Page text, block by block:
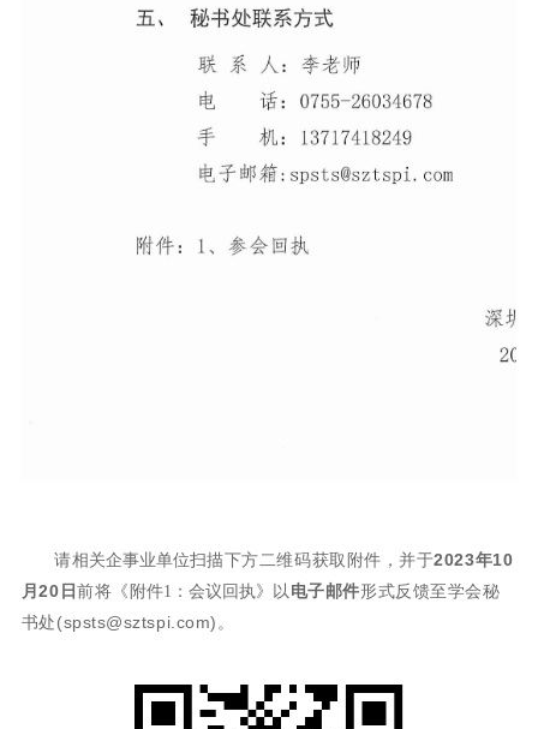
请相关企事业单位扫描下方二维码获取附件，并于2023年10
月20日前将《 附件1：会议回执》以 电子邮件形式反馈至学会秘
书处(spsts@sztspi.com)。